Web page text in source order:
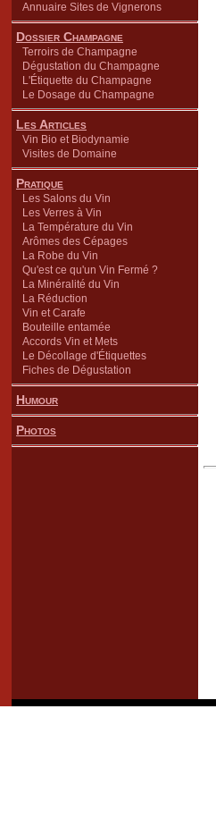
Annuaire Sites de Vignerons
Dossier Champagne
Terroirs de Champagne
Dégustation du Champagne
L'Étiquette du Champagne
Le Dosage du Champagne
Les Articles
Vin Bio et Biodynamie
Visites de Domaine
Pratique
Les Salons du Vin
Les Verres à Vin
La Température du Vin
Arômes des Cépages
La Robe du Vin
Qu'est ce qu'un Vin Fermé ?
La Minéralité du Vin
La Réduction
Vin et Carafe
Bouteille entamée
Accords Vin et Mets
Le Décollage d'Étiquettes
Fiches de Dégustation
Humour
Photos